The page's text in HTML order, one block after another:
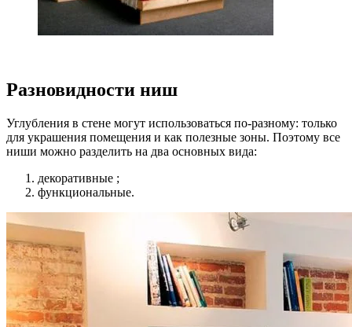
Разновидности ниш
Углубления в стене могут использоваться по-разному: только
для украшения помещения и как полезные зоны. Поэтому все
ниши можно разделить на два основных вида:
декоративные ;
функциональные.